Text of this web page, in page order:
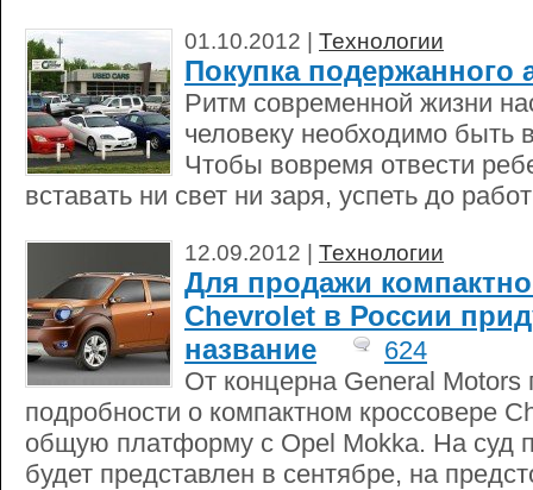
01.10.2012 | Технологии
Покупка подержанного
Ритм современной жизни
человеку необходимо
Чтобы вовремя отвести
вставать ни свет ни заря, успеть до
12.09.2012 | Технологии
Для продажи
Chevrolet в России
название
624
От концерна General Motors
подробности о компактном кроссовере
общую платформу с Opel Mokka. На суд
будет представлен в сентябре, на